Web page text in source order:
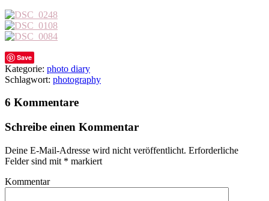
Save
Kategorie: photo diary
Schlagwort: photography
6 Kommentare
Schreibe einen Kommentar
Deine E-Mail-Adresse wird nicht veröffentlicht. Erforderliche
Felder sind mit * markiert
Kommentar